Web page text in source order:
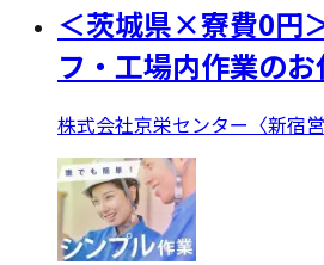
＜茨城県×寮費0円
フ・工場内作業の
株式会社京栄センター〈新宿営